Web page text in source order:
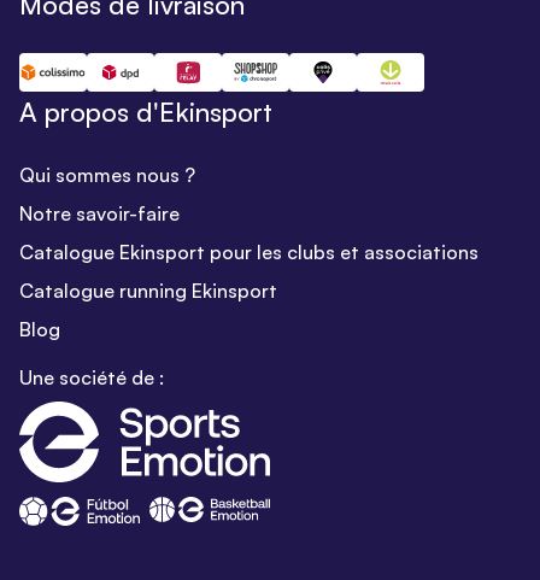
A propos d'Ekinsport
Qui sommes nous ?
Notre savoir-faire
Catalogue Ekinsport pour les clubs et associations
Catalogue running Ekinsport
Blog
Une société de :